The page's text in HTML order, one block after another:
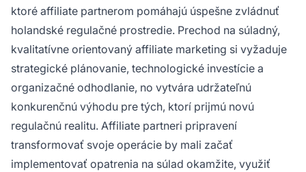
ktoré affiliate partnerom pomáhajú úspešne zvládnuť
holandské regulačné prostredie. Prechod na súladný,
kvalitatívne orientovaný affiliate marketing si vyžaduje
strategické plánovanie, technologické investície a
organizačné odhodlanie, no vytvára udržateľnú
konkurenčnú výhodu pre tých, ktorí prijmú novú
regulačnú realitu. Affiliate partneri pripravení
transformovať svoje operácie by mali začať
implementovať opatrenia na súlad okamžite, využiť